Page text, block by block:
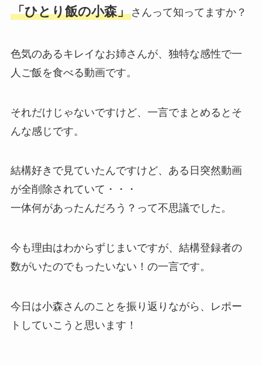
「ひとり飯の小森」さんって知ってますか？
色気のあるキレイなお姉さんが、独特な感性で一
人ご飯を食べる動画です。
それだけじゃないですけど、一言でまとめるとそ
んな感じです。
結構好きで見ていたんですけど、ある日突然動画
が全削除されていて・・・
一体何があったんだろう？って不思議でした。
今も理由はわからずじまいですが、結構登録者の
数がいたのでもったいない！の一言です。
今日は小森さんのことを振り返りながら、レポー
トしていこうと思います！